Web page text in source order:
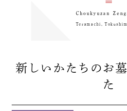
Choukyuzan
Teramachi,
新しいかたちのお
た